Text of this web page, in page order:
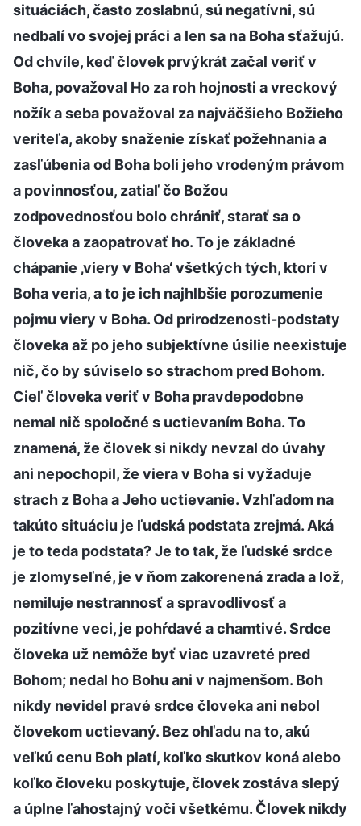
situáciách, často zoslabnú, sú negatívni, sú
nedbalí vo svojej práci a len sa na Boha sťažujú.
Od chvíle, keď človek prvýkrát začal veriť v
Boha, považoval Ho za roh hojnosti a vreckový
nožík a seba považoval za najväčšieho Božieho
veriteľa, akoby snaženie získať požehnania a
zasľúbenia od Boha boli jeho vrodeným právom
a povinnosťou, zatiaľ čo Božou
zodpovednosťou bolo chrániť, starať sa o
človeka a zaopatrovať ho. To je základné
chápanie ‚viery v Boha‘ všetkých tých, ktorí v
Boha veria, a to je ich najhlbšie porozumenie
pojmu viery v Boha. Od prirodzenosti-podstaty
človeka až po jeho subjektívne úsilie neexistuje
nič, čo by súviselo so strachom pred Bohom.
Cieľ človeka veriť v Boha pravdepodobne
nemal nič spoločné s uctievaním Boha. To
znamená, že človek si nikdy nevzal do úvahy
ani nepochopil, že viera v Boha si vyžaduje
strach z Boha a Jeho uctievanie. Vzhľadom na
takúto situáciu je ľudská podstata zrejmá. Aká
je to teda podstata? Je to tak, že ľudské srdce
je zlomyseľné, je v ňom zakorenená zrada a lož,
nemiluje nestrannosť a spravodlivosť a
pozitívne veci, je pohŕdavé a chamtivé. Srdce
človeka už nemôže byť viac uzavreté pred
Bohom; nedal ho Bohu ani v najmenšom. Boh
nikdy nevidel pravé srdce človeka ani nebol
človekom uctievaný. Bez ohľadu na to, akú
veľkú cenu Boh platí, koľko skutkov koná alebo
koľko človeku poskytuje, človek zostáva slepý
a úplne ľahostajný voči všetkému. Človek nikdy